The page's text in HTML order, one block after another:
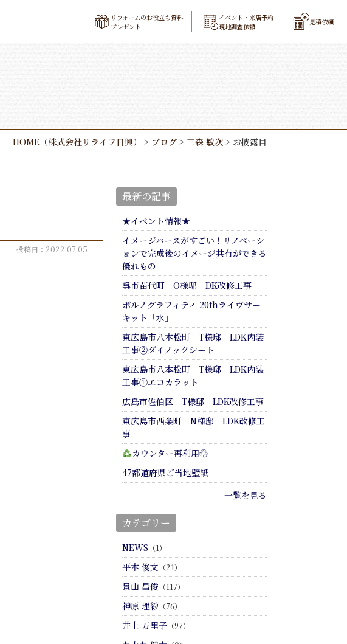
リフォームのお役立ち資料
プレゼント
イベント・来店予約
現地調査依頼
見積依頼
HOME （株式会社リライフ日興） > ブログ > 三森 敏次 > お披露目
投稿日：2022.07.05
最新の記事
★イベント情報★
イメージパースがすごい！リノベーシ
ョンで完成後のイメージ共有ができる
優れもの
呉市苗代町 O様邸 DK改修工事
ポルノグラフィティ 20thライヴサー
キット「水」
東広島市八本松町 T様邸 LDK内装
工事②ダイノックシート
東広島市八本松町 T様邸 LDK内装
工事①エコカラット
広島市佐伯区 T様邸 LDK改修工事
東広島市西条町 N様邸 LDK改修工
事
カウンター再利用♲
47都道府県ご当地壁紙
一覧を見る
カテゴリー
NEWS （1）
平本 俊文 （21）
景山 昌俊 （117）
神原 理紗 （76）
井上 万里子（97）